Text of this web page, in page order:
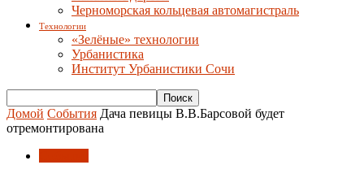
Черноморская кольцевая автомагистраль
Технологии
«Зелёные» технологии
Урбанистика
Институт Урбанистики Сочи
Домой События Дача певицы В.В.Барсовой будет
отремонтирована